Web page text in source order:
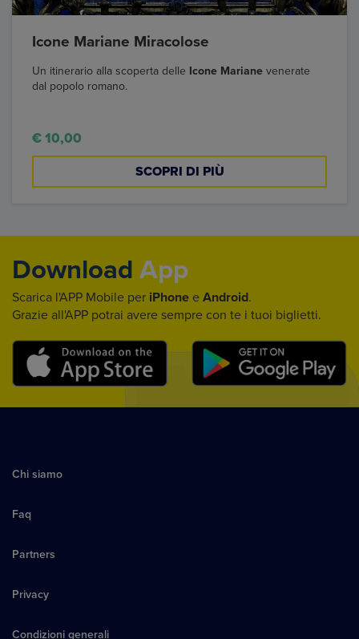
Icone Mariane Miracolose
Un itinerario alla scoperta delle Icone Mariane venerate
dal popolo romano.
€ 10,00
SCOPRI DI PIÙ
Download App
Scarica l'APP Mobile per iPhone e Android.
Grazie all'APP potrai avere sempre con te i tuoi biglietti.
Chi siamo
Faq
Partners
Privacy
Condizioni generali